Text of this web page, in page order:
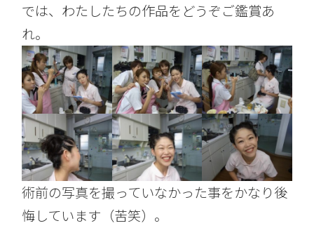
では、わたしたちの作品をどうぞご鑑賞あ
れ。
術前の写真を撮っていなかった事をかなり後
悔しています（苦笑）。